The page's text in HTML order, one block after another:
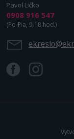
Pavol Ličko
0908 916 547
(Po-Pia, 9-18 hod.)